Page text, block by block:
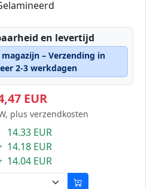
en levertijd
– Verzending in
2-3 werkdagen
EUR
plus verzendkosten
EUR
14.18 EUR
14.04 EUR